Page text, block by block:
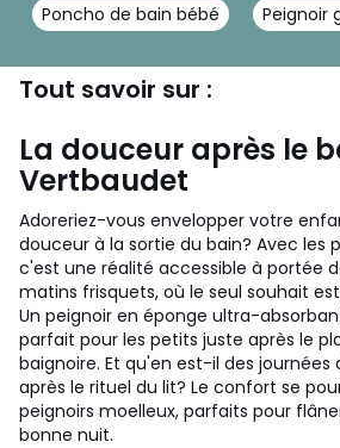
Poncho de bain bébé Peignoir
Tout savoir sur :
La douceur après le
Vertbaudet
Adoreriez-vous envelopper votre
douceur à la sortie du bain? Avec les
c'est une réalité accessible à portée
matins frisquets, où le seul souhait
Un peignoir en éponge ultra-
parfait pour les petits juste après le
baignoire. Et qu'en est-il des
après le rituel du lit? Le confort se
peignoirs moelleux, parfaits pour
bonne nuit.